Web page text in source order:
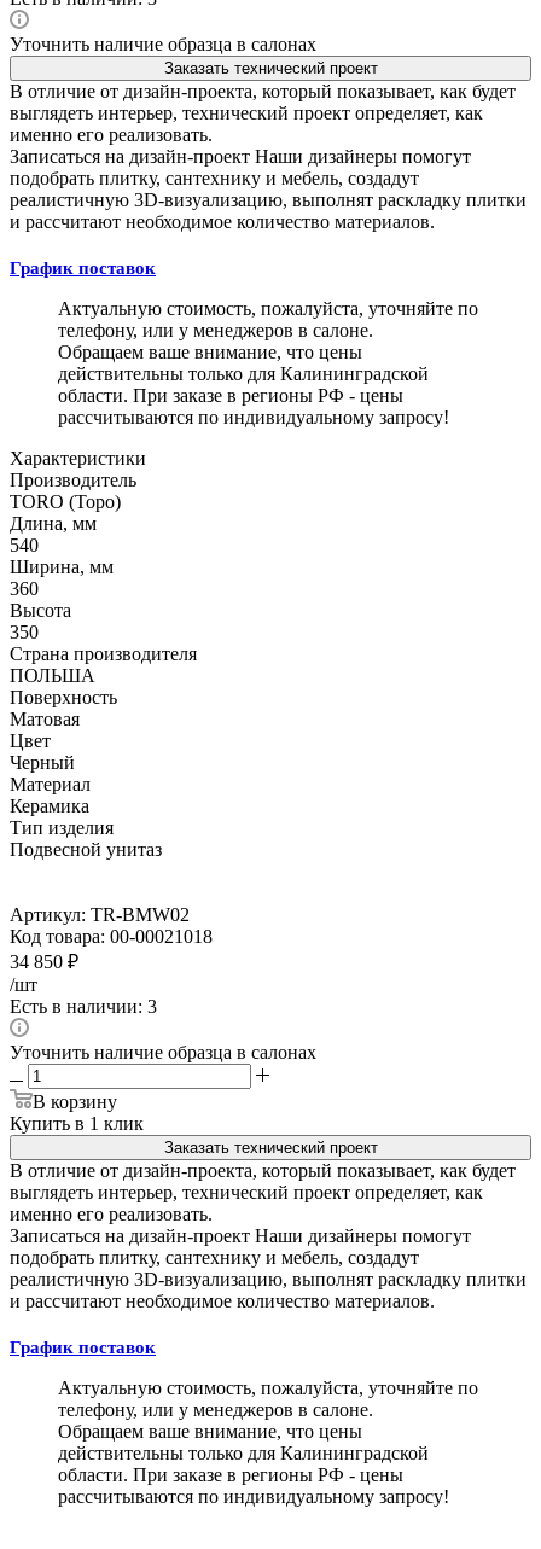
Уточнить наличие образца в салонах
Заказать технический проект
В отличие от дизайн-проекта, который показывает, как будет
выглядеть интерьер, технический проект определяет, как
именно его реализовать.
Записаться на дизайн-проект Наши дизайнеры помогут
подобрать плитку, сантехнику и мебель, создадут
реалистичную 3D-визуализацию, выполнят раскладку плитки
и рассчитают необходимое количество материалов.
График поставок
Актуальную стоимость, пожалуйста, уточняйте по
телефону, или у менеджеров в салоне.
Обращаем ваше внимание, что цены
действительны только для Калининградской
области. При заказе в регионы РФ - цены
рассчитываются по индивидуальному запросу!
Характеристики
Производитель
TORO (Торо)
Длина, мм
540
Ширина, мм
360
Высота
350
Страна производителя
ПОЛЬША
Поверхность
Матовая
Цвет
Черный
Материал
Керамика
Тип изделия
Подвесной унитаз
Артикул: TR-BMW02
Код товара: 00-00021018
34 850 ₽
/шт
Есть в наличии: 3
Уточнить наличие образца в салонах
В корзину
Купить в 1 клик
Заказать технический проект
В отличие от дизайн-проекта, который показывает, как будет
выглядеть интерьер, технический проект определяет, как
именно его реализовать.
Записаться на дизайн-проект Наши дизайнеры помогут
подобрать плитку, сантехнику и мебель, создадут
реалистичную 3D-визуализацию, выполнят раскладку плитки
и рассчитают необходимое количество материалов.
График поставок
Актуальную стоимость, пожалуйста, уточняйте по
телефону, или у менеджеров в салоне.
Обращаем ваше внимание, что цены
действительны только для Калининградской
области. При заказе в регионы РФ - цены
рассчитываются по индивидуальному запросу!